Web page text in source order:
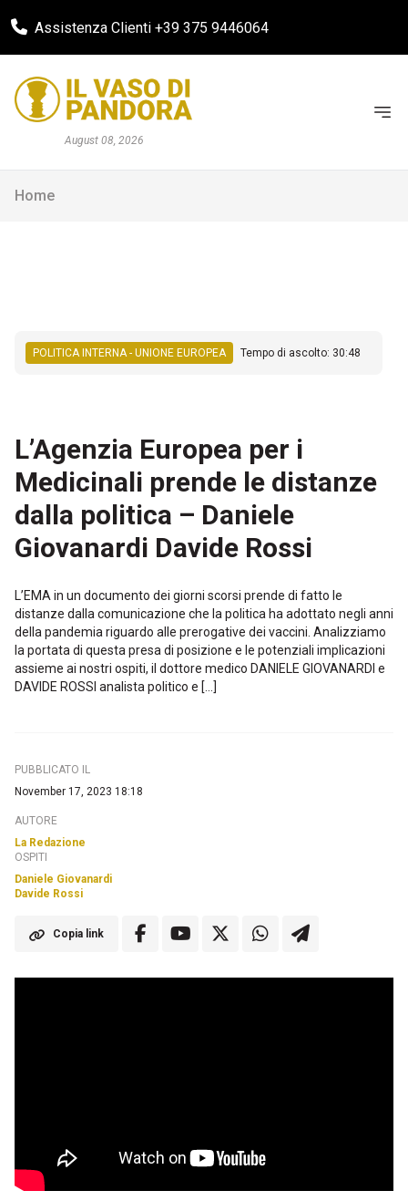
Assistenza Clienti +39 375 9446064
August 08, 2026
Home
POLITICA INTERNA - UNIONE EUROPEA Tempo di ascolto: 30:48
L’Agenzia Europea per i
Medicinali prende le distanze
dalla politica – Daniele
Giovanardi Davide Rossi
L’EMA in un documento dei giorni scorsi prende di fatto le
distanze dalla comunicazione che la politica ha adottato negli anni
della pandemia riguardo alle prerogative dei vaccini. Analizziamo
la portata di questa presa di posizione e le potenziali implicazioni
assieme ai nostri ospiti, il dottore medico DANIELE GIOVANARDI e
DAVIDE ROSSI analista politico e […]
PUBBLICATO IL
November 17, 2023 18:18
AUTORE
La Redazione
OSPITI
Daniele Giovanardi
Davide Rossi
Copia link